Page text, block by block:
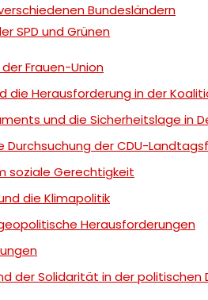
Bundesländern
SPD und Grünen
Frauen-Union
die Herausforderung in der
und die Sicherheitslage in
Durchsuchung der CDU-
soziale Gerechtigkeit
die Klimapolitik
Herausforderungen
der Solidarität in der